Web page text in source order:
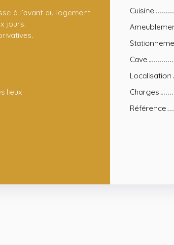
à l’avant du logement
jours.
lieux
Cuisine
Cave
Localisation
Charges
Référence